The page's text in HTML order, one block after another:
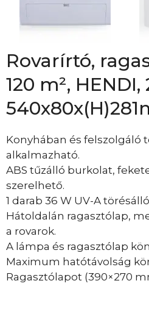
Rovarírtó,
120 m², HENDI,
Konyhában és felszolgáló
alkalmazható.
ABS tűzálló burkolat,
szerelhető.
1 darab 36 W UV-A
Hátoldalán ragasztólap,
a rovarok.
A lámpa és ragasztólap
Maximum hatótávolság
Ragasztólapot (390×270